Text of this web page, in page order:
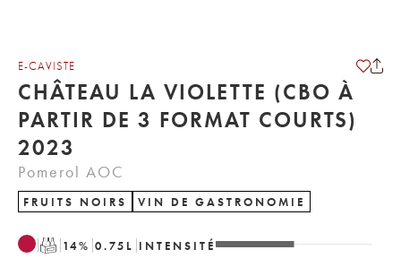
E-CAVISTE
CHÂTEAU LA VIOLETTE (CBO À
PARTIR DE 3 FORMAT COURTS)
2023
Pomerol AOC
FRUITS NOIRS VIN DE GASTRONOMIE
T 14% 0.75 L INTENSITÉ